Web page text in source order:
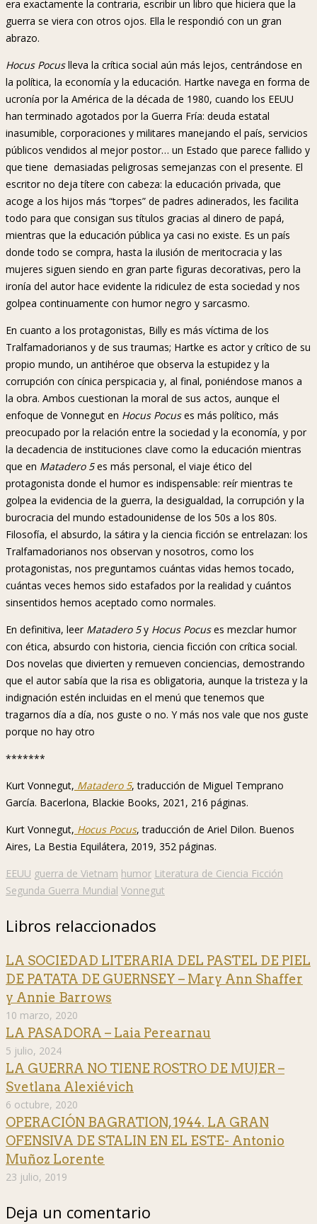
era exactamente la contraria, escribir un libro que hiciera que la
guerra se viera con otros ojos. Ella le respondió con un gran
abrazo.
Hocus Pocuslleva la crítica social aún más lejos, centrándose en
la política, la economía y la educación. Hartke navega en forma de
ucronía por la América de la década de 1980, cuando los EEUU
han terminado agotados por la Guerra Fría: deuda estatal
inasumible, corporaciones y militares manejando el país, servicios
públicos vendidos al mejor postor… un Estado que parece fallido y
que tiene demasiadas peligrosas semejanzas con el presente. El
escritor no deja títere con cabeza: la educación privada, que
acoge a los hijos más “torpes” de padres adinerados, les facilita
todo para que consigan sus títulos gracias al dinero de papá,
mientras que la educación pública ya casi no existe. Es un país
donde todo se compra, hasta la ilusión de meritocracia y las
mujeres siguen siendo en gran parte figuras decorativas, pero la
ironía del autor hace evidente la ridiculez de esta sociedad y nos
golpea continuamente con humor negro y sarcasmo.
En cuanto a los protagonistas, Billy es más víctima de los
Tralfamadorianos y de sus traumas; Hartke es actor y crítico de su
propio mundo, un antihéroe que observa la estupidez y la
corrupción con cínica perspicacia y, al final, poniéndose manos a
la obra. Ambos cuestionan la moral de sus actos, aunque el
enfoque de Vonnegut en Hocus Pocuses más político, más
preocupado por la relación entre la sociedad y la economía, y por
la decadencia de instituciones clave como la educación mientras
que en Matadero 5es más personal, el viaje ético del
protagonista donde el humor es indispensable: reír mientras te
golpea la evidencia de la guerra, la desigualdad, la corrupción y la
burocracia del mundo estadounidense de los 50s a los 80s.
Filosofía, el absurdo, la sátira y la ciencia ficción se entrelazan: los
Tralfamadorianos nos observan y nosotros, como los
protagonistas, nos preguntamos cuántas vidas hemos tocado,
cuántas veces hemos sido estafados por la realidad y cuántos
sinsentidos hemos aceptado como normales.
En definitiva, leer Matadero 5y Hocus Pocuses mezclar humor
con ética, absurdo con historia, ciencia ficción con crítica social.
Dos novelas que divierten y remueven conciencias, demostrando
que el autor sabía que la risa es obligatoria, aunque la tristeza y la
indignación estén incluidas en el menú que tenemos que
tragarnos día a día, nos guste o no. Y más nos vale que nos guste
porque no hay otro
*******
Kurt Vonnegut, Matadero 5, traducción de Miguel Temprano
García. Bacerlona, Blackie Books, 2021, 216 páginas.
Kurt Vonnegut, Hocus Pocus, traducción de Ariel Dilon. Buenos
Aires, La Bestia Equilátera, 2019, 352 páginas.
EEUU guerra de Vietnam humor Literatura de Ciencia Ficción
Segunda Guerra Mundial Vonnegut
Libros relaccionados
LA SOCIEDAD LITERARIA DEL PASTEL DE PIEL
DE PATATA DE GUERNSEY – Mary Ann Shaffer
y Annie Barrows
10 marzo, 2020
LA PASADORA – Laia Perearnau
5 julio, 2024
LA GUERRA NO TIENE ROSTRO DE MUJER –
Svetlana Alexiévich
6 octubre, 2020
OPERACIÓN BAGRATION, 1944. LA GRAN
OFENSIVA DE STALIN EN EL ESTE- Antonio
Muñoz Lorente
23 julio, 2019
Deja un comentario